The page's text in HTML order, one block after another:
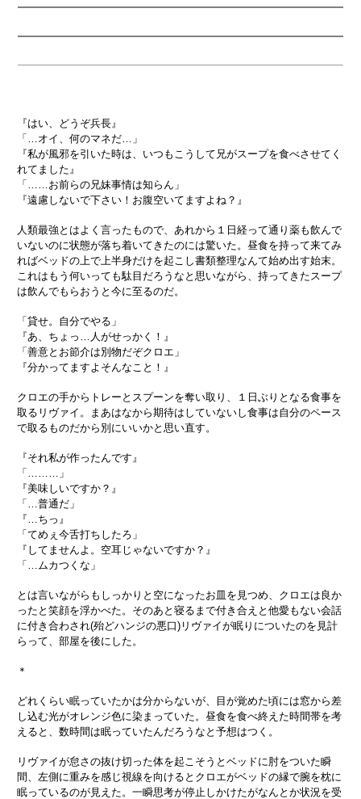
『はい、どうぞ兵長』
「…オイ、何のマネだ…」
『私が風邪を引いた時は、いつもこうして兄がスープを食べさせてく
れてました』
「……お前らの兄妹事情は知らん」
『遠慮しないで下さい！お腹空いてますよね？』
人類最強とはよく言ったもので、あれから１日経って通り薬も飲んで
いないのに状態が落ち着いてきたのには驚いた。昼食を持って来てみ
ればベッドの上で上半身だけを起こし書類整理なんて始め出す始末。
これはもう何いっても駄目だろうなと思いながら、持ってきたスープ
は飲んでもらおうと今に至るのだ。
「貸せ。自分でやる」
『あ、ちょっ…人がせっかく！』
「善意とお節介は別物だぞクロエ」
『分かってますよそんなこと！』
クロエの手からトレーとスプーンを奪い取り、１日ぶりとなる食事を
取るリヴァイ。まあはなから期待はしていないし食事は自分のペース
で取るものだから別にいいかと思い直す。
『それ私が作ったんです』
「………」
『美味しいですか？』
「…普通だ」
『…ちっ』
「てめぇ今舌打ちしたろ」
『してませんよ。空耳じゃないですか？』
「…ムカつくな」
とは言いながらもしっかりと空になったお皿を見つめ、クロエは良か
ったと笑顔を浮かべた。そのあと寝るまで付き合えと他愛もない会話
に付き合わされ(殆どハンジの悪口)リヴァイが眠りについたのを見計
らって、部屋を後にした。
＊
どれくらい眠っていたかは分からないが、目が覚めた頃には窓から差
し込む光がオレンジ色に染まっていた。昼食を食べ終えた時間帯を考
えると、数時間は眠っていたんだろうなと予想はつく。
リヴァイが怠さの抜け切った体を起こそうとベッドに肘をついた瞬
間、左側に重みを感じ視線を向けるとクロエがベッドの縁で腕を枕に
眠っているのが見えた。一瞬思考が停止しかけたがなんとか状況を受